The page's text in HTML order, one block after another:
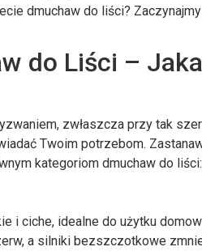
dmuchaw do liści?
do Liści –
zwłaszcza przy tak
Twoim potrzebom.
kategoriom dmuchaw do
i ciche, idealne do użytku
a silniki bezszczotkowe